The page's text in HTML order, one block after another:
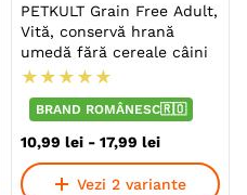
PETKULT Grain Free Adult,
Vită, conservă hrană
umedă fără cereale câini
★ ★ ★ ★ ★
BRAND ROMÂNESC🇷🇴
10,99 lei - 17,99 lei
Vezi 2 variante